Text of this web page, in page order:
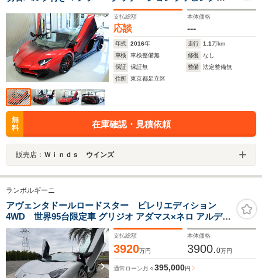
Hyper forged LMC21インチアルミ
支払総額
応談
本体価格
---
年式 2016年 走行 1.1万km
車検
車検整備無 修復
なし
保証
保証無 整備
法定整備無
住所
東京都足立区
無
料
在庫確認・見積依頼
販売店： Ｗｉｎｄｓ ウインズ
ランボルギーニ
アヴェンタドールロードスター ピレリエディション
4WD 世界95台限定車 グリジオ アダマス×ネロ アルデバ
ラン(ピレリ専用ツートーン)ピレリエディション専用エク
ステリアデザインピレリエディション専用インテリアセ
ンソナム)プレミアムサウンドシステム
支払総額
3920万円
本体価格
3900.0万円
通常ローン 月々395,000円